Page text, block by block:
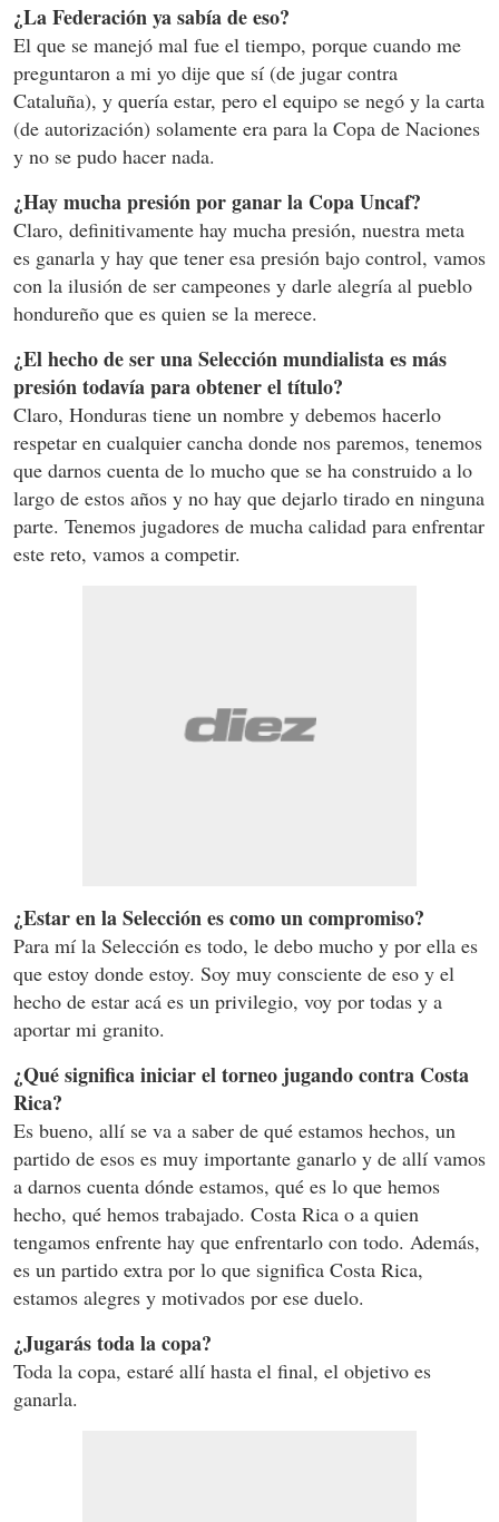
¿La Federación ya sabía de eso?
El que se manejó mal fue el tiempo, porque cuando me
preguntaron a mi yo dije que sí (de jugar contra
Cataluña), y quería estar, pero el equipo se negó y la carta
(de autorización) solamente era para la Copa de Naciones
y no se pudo hacer nada.
¿Hay mucha presión por ganar la Copa Uncaf?
Claro, definitivamente hay mucha presión, nuestra meta
es ganarla y hay que tener esa presión bajo control, vamos
con la ilusión de ser campeones y darle alegría al pueblo
hondureño que es quien se la merece.
¿El hecho de ser una Selección mundialista es más
presión todavía para obtener el título?
Claro, Honduras tiene un nombre y debemos hacerlo
respetar en cualquier cancha donde nos paremos, tenemos
que darnos cuenta de lo mucho que se ha construido a lo
largo de estos años y no hay que dejarlo tirado en ninguna
parte. Tenemos jugadores de mucha calidad para enfrentar
este reto, vamos a competir.
¿Estar en la Selección es como un compromiso?
Para mí la Selección es todo, le debo mucho y por ella es
que estoy donde estoy. Soy muy consciente de eso y el
hecho de estar acá es un privilegio, voy por todas y a
aportar mi granito.
¿Qué significa iniciar el torneo jugando contra Costa
Rica?
Es bueno, allí se va a saber de qué estamos hechos, un
partido de esos es muy importante ganarlo y de allí vamos
a darnos cuenta dónde estamos, qué es lo que hemos
hecho, qué hemos trabajado. Costa Rica o a quien
tengamos enfrente hay que enfrentarlo con todo. Además,
es un partido extra por lo que significa Costa Rica,
estamos alegres y motivados por ese duelo.
¿Jugarás toda la copa?
Toda la copa, estaré allí hasta el final, el objetivo es
ganarla.